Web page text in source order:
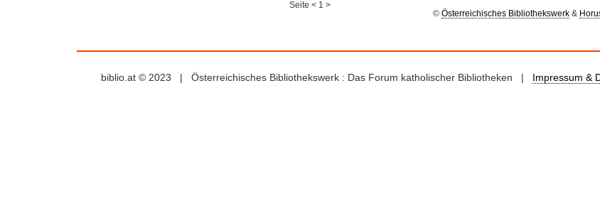
Seite< 1 >
© Österreichisches Bibliothekswerk&
biblio.at © 2023 | Österreichisches Bibliothekswerk : Das Forum katholischer Bibliotheken | Impressum &